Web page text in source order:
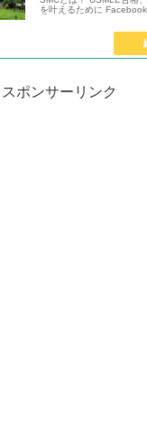
を叶えるために
スポンサーリンク